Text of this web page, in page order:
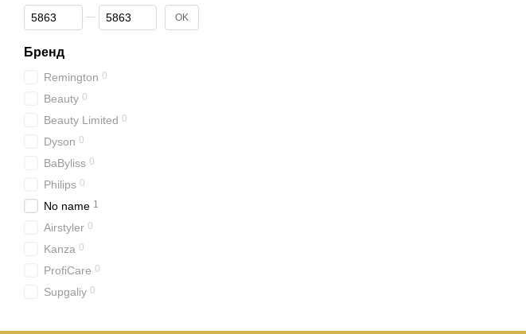
От Цена, грн
До Цена, грн OK
Бренд
Remington 0
Beauty 0
Beauty Limited 0
Dyson 0
BaByliss 0
Philips 0
No name 1
Airstyler 0
Kanza 0
ProfiCare 0
Supgaliy 0